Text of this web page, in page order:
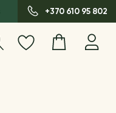
+370 610 95 802